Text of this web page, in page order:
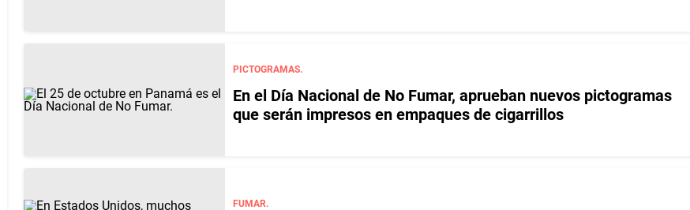
PICTOGRAMAS.
En el Día Nacional de No Fumar, aprueban nuevos pictogramas
que serán impresos en empaques de cigarrillos
FUMAR.